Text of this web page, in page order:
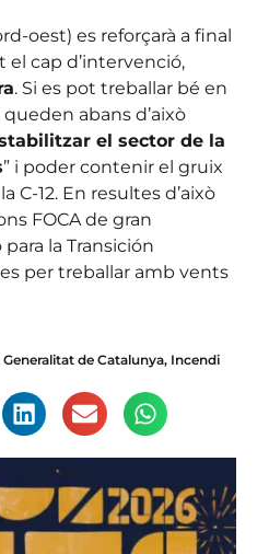
oest) es reforçarà a final
el cap d’intervenció,
. Si es pot treballar bé en
abans d’això
el sector de la
” i poder contenir el gruix
C-12. En resultes d’això
FOCA de gran
la Transición
per treballar amb vents
de Catalunya, Incendi